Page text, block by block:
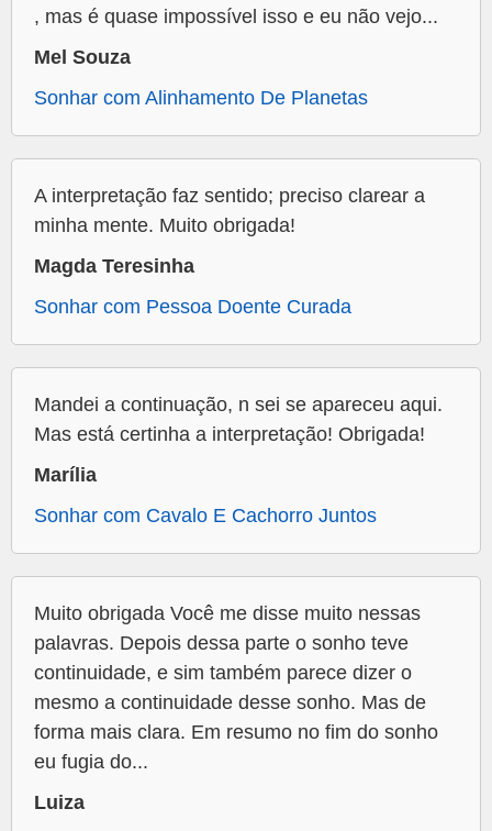
, mas é quase impossível isso e eu não vejo...
Mel Souza
Sonhar com Alinhamento De Planetas
A interpretação faz sentido; preciso clarear a
minha mente. Muito obrigada!
Magda Teresinha
Sonhar com Pessoa Doente Curada
Mandei a continuação, n sei se apareceu aqui.
Mas está certinha a interpretação! Obrigada!
Marília
Sonhar com Cavalo E Cachorro Juntos
Muito obrigada Você me disse muito nessas
palavras. Depois dessa parte o sonho teve
continuidade, e sim também parece dizer o
mesmo a continuidade desse sonho. Mas de
forma mais clara. Em resumo no fim do sonho
eu fugia do...
Luiza